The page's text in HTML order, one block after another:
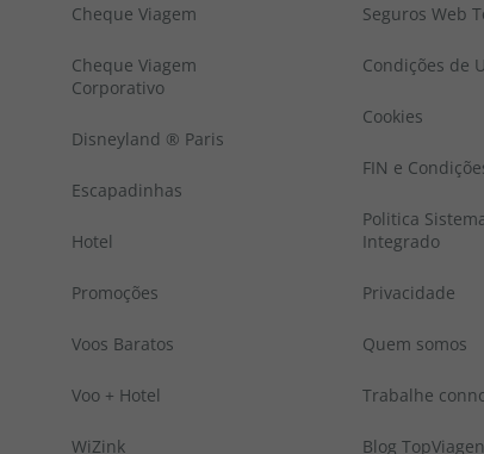
Cheque Viagem
Cheque Viagem
Corporativo
Disneyland ® Paris
Escapadinhas
Hotel
Promoções
Voos Baratos
Voo + Hotel
WiZink
Seguros Web
Condições de
Cookies
FIN e
Politica
Integrado
Privacidade
Quem somos
Trabalhe
Blog